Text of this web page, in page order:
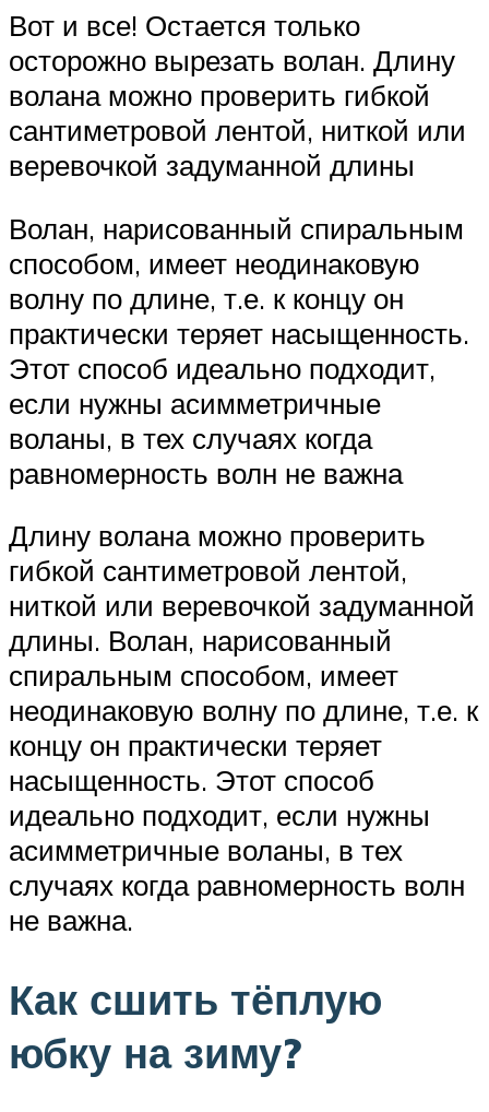
Вот и все! Остается только
осторожно вырезать волан. Длину
волана можно проверить гибкой
сантиметровой лентой, ниткой или
веревочкой задуманной длины
Волан, нарисованный спиральным
способом, имеет неодинаковую
волну по длине, т.е. к концу он
практически теряет насыщенность.
Этот способ идеально подходит,
если нужны асимметричные
воланы, в тех случаях когда
равномерность волн не важна
Длину волана можно проверить
гибкой сантиметровой лентой,
ниткой или веревочкой задуманной
длины. Волан, нарисованный
спиральным способом, имеет
неодинаковую волну по длине, т.е. к
концу он практически теряет
насыщенность. Этот способ
идеально подходит, если нужны
асимметричные воланы, в тех
случаях когда равномерность волн
не важна.
Как сшить тёплую
юбку на зиму?